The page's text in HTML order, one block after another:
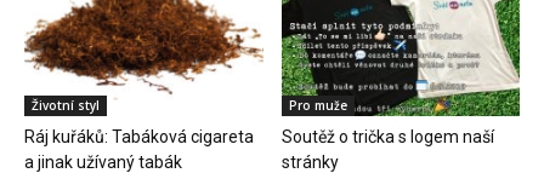
Životní styl
Ráj kuřáků: Tabáková cigareta
a jinak užívaný tabák
Pro muže
Soutěž o trička s logem naší
stránky